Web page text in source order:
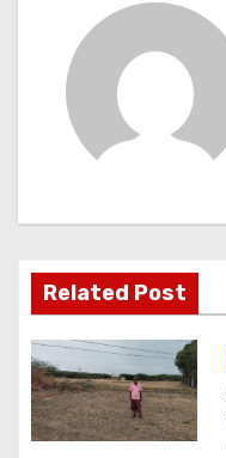
g
a
t
i
o
Related Post